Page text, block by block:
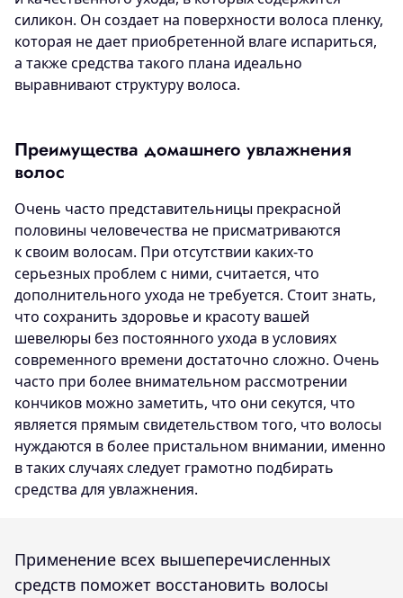
силикон. Он создает на поверхности волоса пленку,
которая не дает приобретенной влаге испариться,
а также средства такого плана идеально
выравнивают структуру волоса.
Преимущества домашнего увлажнения
волос
Очень часто представительницы прекрасной
половины человечества не присматриваются
к своим волосам. При отсутствии каких-то
серьезных проблем с ними, считается, что
дополнительного ухода не требуется. Стоит знать,
что сохранить здоровье и красоту вашей
шевелюры без постоянного ухода в условиях
современного времени достаточно сложно. Очень
часто при более внимательном рассмотрении
кончиков можно заметить, что они секутся, что
является прямым свидетельством того, что волосы
нуждаются в более пристальном внимании, именно
в таких случаях следует грамотно подбирать
средства для увлажнения.
Применение всех вышеперечисленных
средств поможет восстановить волосы